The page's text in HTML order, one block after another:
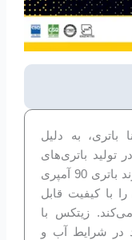
باتری، به دلیل
تولید باتری‌های
سیلد اتمی شناخته شده است. این برند باتری 90 آمپری
با کیفیت قابل
زیتکس با
در شرایط آب و